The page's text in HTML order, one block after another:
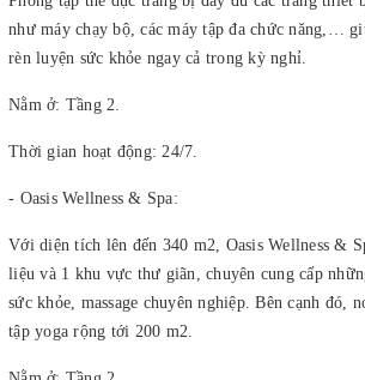
như máy chạy bộ, các máy tập đa chức năng,…
rèn luyện sức khỏe ngay cả trong kỳ nghỉ.
Nằm ở: Tầng 2.
Thời gian hoạt động: 24/7.
- Oasis Wellness & Spa:
Với diện tích lên đến 340 m2, Oasis Wellness &
liệu và 1 khu vực thư giãn, chuyên cung cấp
sức khỏe, massage chuyên nghiệp. Bên cạnh đó,
tập yoga rộng tới 200 m2.